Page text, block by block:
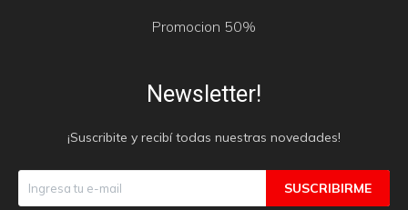
Promocion 50%
Newsletter!
¡Suscribite y recibí todas nuestras novedades!
SUSCRIBIRME